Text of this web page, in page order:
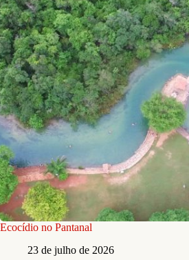
Ecocídio no Pantanal
23 de julho de 2026